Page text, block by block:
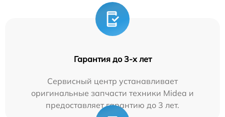
Гарантия до 3-х лет
Сервисный центр устанавливает
оригинальные запчасти техники Midea и
предоставляет гарантию до 3 лет.